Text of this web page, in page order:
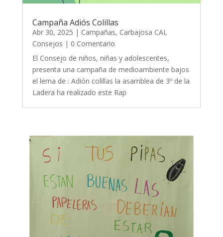
Campaña Adiós Colillas
Abr 30, 2025 | Campañas, Carbajosa CAI,
Consejos | 0 Comentario
El Consejo de niños, niñas y adolescentes,
presenta una campaña de medioambiente bajos
el lema de : Adión colillas la asamblea de 3º de la
Ladera ha realizado este Rap